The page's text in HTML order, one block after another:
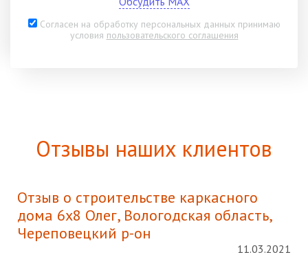
Согласен на обработку персональных данных принимаю
условия пользовательского соглашения
Отзывы наших клиентов
Отзыв о строительстве каркасного
дома 6х8 Олег, Вологодская область,
Череповецкий р-он
11.03.2021